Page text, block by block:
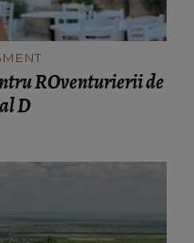
ROventurierii de
D